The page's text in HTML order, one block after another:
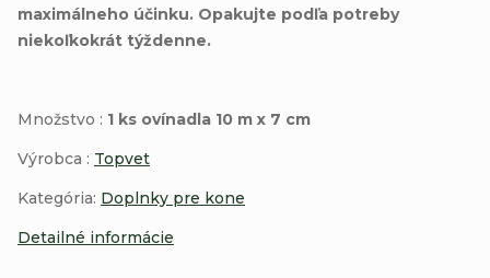
maximálneho účinku. Opakujte podľa potreby
niekoľkokrát týždenne.
Množstvo : 1 ks ovínadla 10 m x 7 cm
Výrobca : Topvet
Kategória: Doplnky pre kone
Detailné informácie